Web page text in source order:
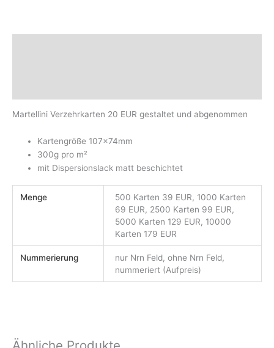
Martellini Verzehrkarten 20 EUR gestaltet und abgenommen
Kartengröße 107x74mm
300g pro m²
mit Dispersionslack matt beschichtet
Menge
500 Karten 39 EUR, 1000 Karten
69 EUR, 2500 Karten 99 EUR,
5000 Karten 129 EUR, 10000
Karten 179 EUR
Nummerierung
nur Nrn Feld, ohne Nrn Feld,
nummeriert (Aufpreis)